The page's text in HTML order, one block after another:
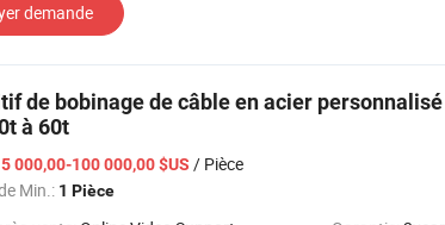
demande
de bobinage de câble en acier
à 60t
5 000,00-100 000,00 $US / Pièce
Min.: 1 Pièce